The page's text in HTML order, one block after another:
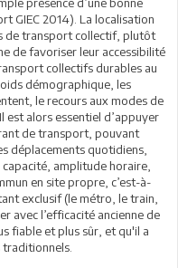
GIEC 2014). La localisation
de transport collectif, plutôt
de favoriser leur accessibilité
collectifs durables au
démographique, les
le recours aux modes de
alors essentiel d’appuyer
de transport, pouvant
déplacements quotidiens,
amplitude horaire,
en site propre, c’est-à-
exclusif (le métro, le train,
avec l’efficacité ancienne de
fiable et plus sûr, et qu'il a